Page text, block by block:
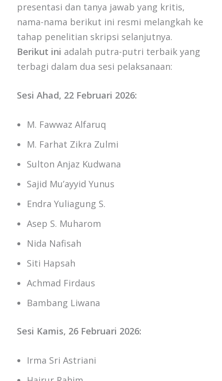
presentasi dan tanya jawab yang kritis,
nama-nama berikut ini resmi melangkah ke
tahap penelitian skripsi selanjutnya.
Berikut ini adalah putra-putri terbaik yang
terbagi dalam dua sesi pelaksanaan:
Sesi Ahad, 22 Februari 2026:
M. Fawwaz Alfaruq
M. Farhat Zikra Zulmi
Sulton Anjaz Kudwana
Sajid Mu’ayyid Yunus
Endra Yuliagung S.
Asep S. Muharom
Nida Nafisah
Siti Hapsah
Achmad Firdaus
Bambang Liwana
Sesi Kamis, 26 Februari 2026:
Irma Sri Astriani